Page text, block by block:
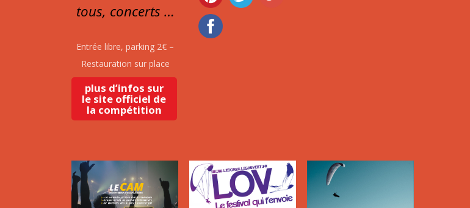
tous, concerts …
Entrée libre, parking 2€ –
Restauration sur place
plus d’infos sur
le site officiel de
la compétition